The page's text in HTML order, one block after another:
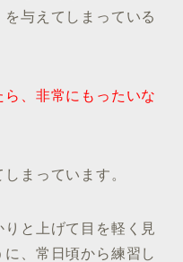
与えてしまっている
、非常にもったいな
まっています。
と上げて目を軽く見
、常日頃から練習し